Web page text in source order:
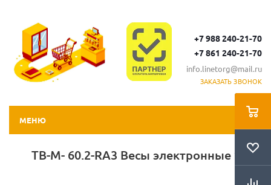
+7 988 240-21-70
+7 861 240-21-70
info.linetorg@mail.ru
ЗАКАЗАТЬ ЗВОНОК
МЕНЮ
TB-M- 60.2-RA3 Весы электронные *